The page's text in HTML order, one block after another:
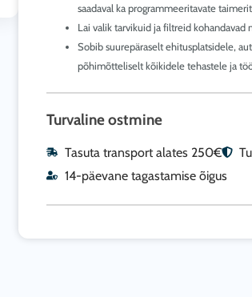
saadaval ka programmeeritavate
Lai valik tarvikuid ja filtreid kohandavad
Sobib suurepäraselt ehitusplatsidele,
põhimõtteliselt kõikidele tehastele ja
Turvaline ostmine
Tasuta transport alates 250€
14-päevane tagastamise õigus